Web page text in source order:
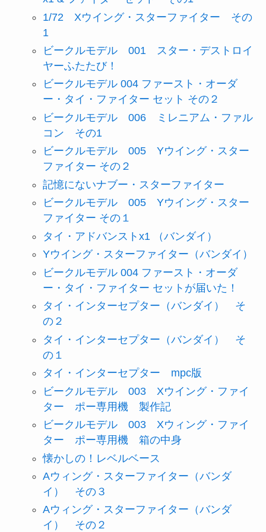
1/72 Xウイング・スターファイター その
1
ビークルモデル 001 スター・デストロイ
ヤーふたたび！
ビークルモデル 004 ファースト・オーダ
ー・タイ・ファイター セット その２
ビークルモデル 006 ミレニアム・ファル
コン その1
ビークルモデル 005 Yウイング・スター
ファイター その２
記憶にないナブー・スターファイター
ビークルモデル 005 Yウイング・スター
ファイター その１
タイ・アドバンストx1 （バンダイ）
Yウイング・スターファイター（バンダイ）
ビークルモデル 004 ファースト・オーダ
ー・タイ・ファイター セットが届いた！
タイ・インターセプター（バンダイ） そ
の２
タイ・インターセプター（バンダイ） そ
の１
タイ・インターセプター mpc版
ビークルモデル 003 Xウイング・ファイ
ター ポー専用機 製作記
ビークルモデル 003 Xウィング・ファイ
ター ポー専用機 箱の中身
懐かしの！レベルベース
Aウィング・スターファイター（バンダ
イ） その３
Aウィング・スターファイター（バンダ
イ） その２